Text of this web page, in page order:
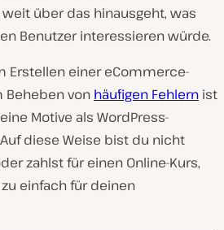
über das hinausgeht, was
Benutzer interessieren würde.
Erstellen einer eCommerce-
Beheben von häufigen Fehlern ist
Motive als WordPress-
diese Weise bist du nicht
zahlst für einen Online-Kurs,
einfach für deinen